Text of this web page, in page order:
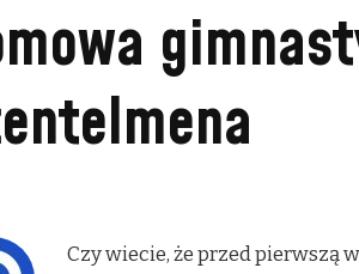
Czy wiecie, że przed pierwszą